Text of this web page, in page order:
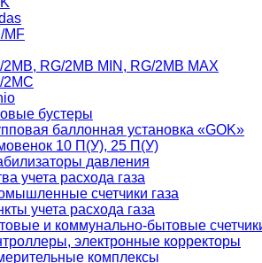
MF
2MB, RG/2MB MIN, RG/2MB MAX
2MC
бустеры
баллонная установка «GOK»
10 П(У), 25 П(У)
давления
учета расхода газа
счетчики газа
учета расхода газа
и коммунально-бытовые
электронные корректоры
комплексы